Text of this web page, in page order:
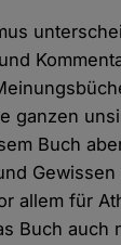
ganzen
Buch
allem für
Buch auch